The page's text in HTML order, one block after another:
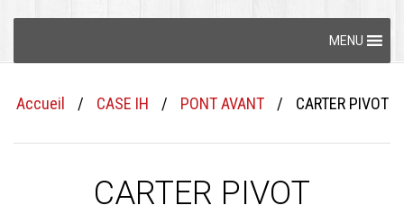
MENU
Accueil / CASE IH / PONT AVANT / CARTER PIVOT
CARTER PIVOT